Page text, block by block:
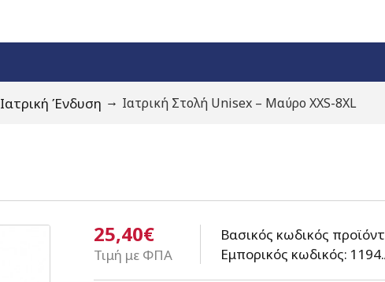
Ιατρική Ένδυση Ιατρική Στολή Unisex – Μαύρο XXS-8XL
25,40€
Τιμή με ΦΠΑ
Βασικός κωδικός
Εμπορικός κωδικός: